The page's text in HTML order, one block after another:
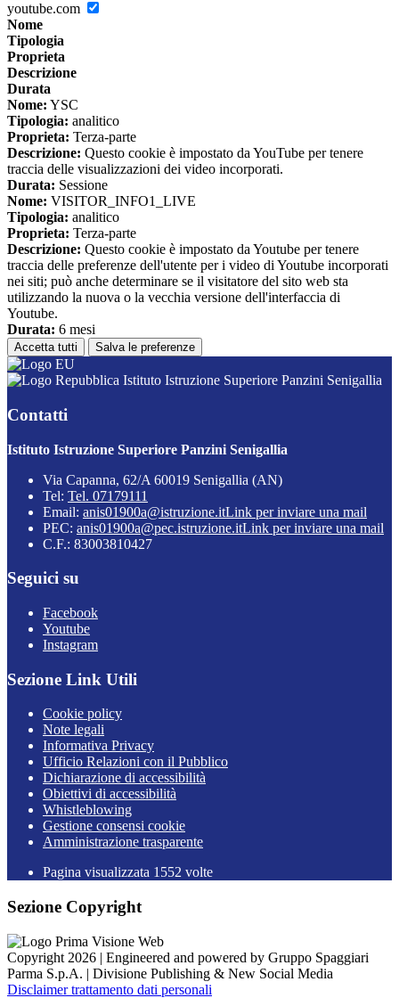
youtube.com
Nome
Tipologia
Proprieta
Descrizione
Durata
Nome: YSC
Tipologia: analitico
Proprieta: Terza-parte
Descrizione: Questo cookie è impostato da YouTube per tenere
traccia delle visualizzazioni dei video incorporati.
Durata: Sessione
Nome: VISITOR_INFO1_LIVE
Tipologia: analitico
Proprieta: Terza-parte
Descrizione: Questo cookie è impostato da Youtube per tenere
traccia delle preferenze dell'utente per i video di Youtube incorporati
nei siti; può anche determinare se il visitatore del sito web sta
utilizzando la nuova o la vecchia versione dell'interfaccia di
Youtube.
Durata: 6 mesi
Accetta tutti Salva le preferenze
Istituto Istruzione Superiore Panzini Senigallia
Contatti
Istituto Istruzione Superiore Panzini Senigallia
Via Capanna, 62/A 60019 Senigallia (AN)
Tel: Tel. 07179111
Email: anis01900a@istruzione.itLink per inviare una mail
PEC: anis01900a@pec.istruzione.itLink per inviare una mail
C.F.: 83003810427
Seguici su
Facebook
Youtube
Instagram
Sezione Link Utili
Cookie policy
Note legali
Informativa Privacy
Ufficio Relazioni con il Pubblico
Dichiarazione di accessibilità
Obiettivi di accessibilità
Whistleblowing
Gestione consensi cookie
Amministrazione trasparente
Pagina visualizzata 1552 volte
Sezione Copyright
Copyright 2026 | Engineered and powered by Gruppo Spaggiari
Parma S.p.A. | Divisione Publishing & New Social Media
Disclaimer trattamento dati personali